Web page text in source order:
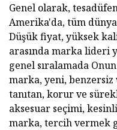
Genel olarak,
Amerika'da, tüm
Düşük fiyat, yüksek
arasında marka lideri
genel sıralamada
marka, yeni,
tanıtan, korur ve
aksesuar seçimi,
marka, tercih vermek